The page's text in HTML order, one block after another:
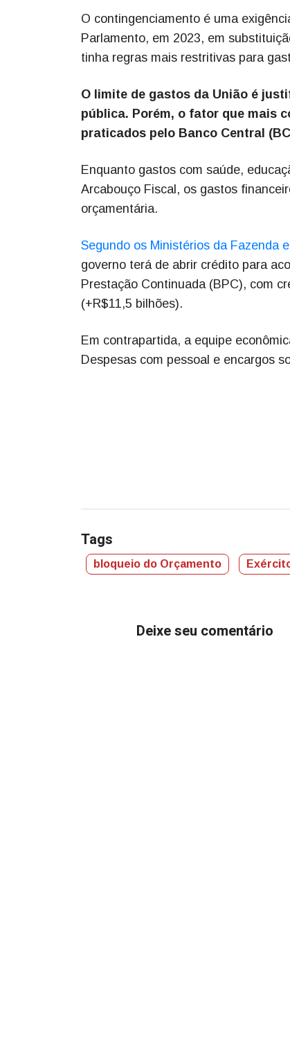
O contingenciamento é uma
Parlamento, em 2023, em
tinha regras mais restritivas para
O limite de gastos da União é
pública. Porém, o fator que mais
praticados pelo Banco Central
Enquanto gastos com saúde,
Arcabouço Fiscal, os gastos
orçamentária.
Segundo os Ministérios da Fazenda
governo terá de abrir crédito para
Prestação Continuada (BPC), com
(+R$11,5 bilhões).
Em contrapartida, a equipe
Despesas com pessoal e encargos
Tags
bloqueio do Orçamento
Deixe seu comentário